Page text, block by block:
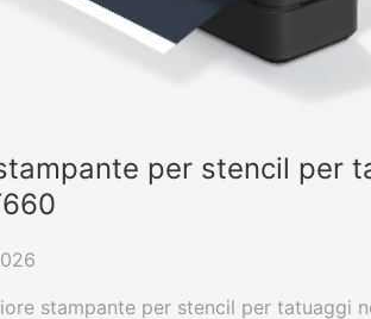
per stencil per
stampante per stencil per tatuaggi